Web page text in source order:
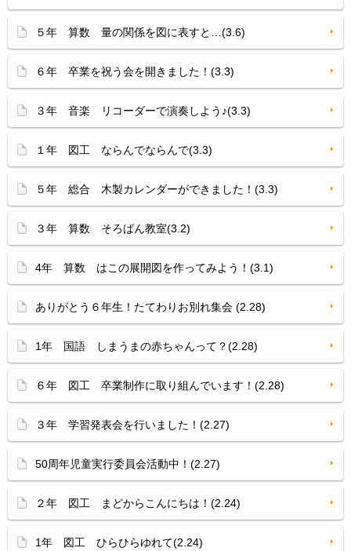
５年 算数 量の関係を図に表すと…(3.6)
６年 卒業を祝う会を開きました！(3.3)
３年 音楽 リコーダーで演奏しよう♪(3.3)
１年 図工 ならんでならんで(3.3)
５年 総合 木製カレンダーができました！(3.3)
３年 算数 そろばん教室(3.2)
4年 算数 はこの展開図を作ってみよう！(3.1)
ありがとう６年生！たてわりお別れ集会 (2.28)
1年 国語 しまうまの赤ちゃんって？(2.28)
６年 図工 卒業制作に取り組んでいます！(2.28)
３年 学習発表会を行いました！(2.27)
50周年児童実行委員会活動中！(2.27)
２年 図工 まどからこんにちは！(2.24)
1年 図工 ひらひらゆれて(2.24)